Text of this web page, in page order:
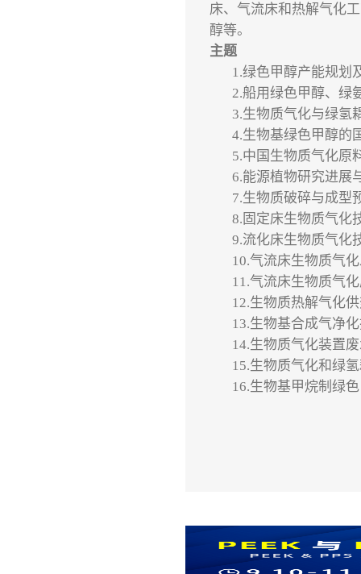
床、气流床和 热解气化
醇等。
主题
1.绿色甲醇产能规划
2.船用绿色甲醇、绿
3.生物质气化与绿氢
4.生物基绿色甲醇的
5.中国生物质气化原
6.能源植物研究进展
7.生物质破碎与成型
8. 固定床生物质气化
9.流化床生物质气化
10.气流床生物质气
11.气流床生物质气
12.生物质热解气化
13.生物基合成气净
14.生物质气化装置
15.生物质气化和绿
16.生物基甲烷制绿